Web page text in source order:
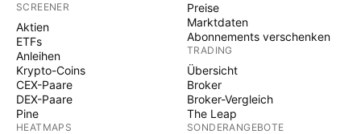
SCREENER
Aktien
ETFs
Anleihen
Krypto-Coins
CEX-Paare
DEX-Paare
Pine
HEATMAPS
Preise
Marktdaten
Abonnements verschenken
TRADING
Übersicht
Broker
Broker-Vergleich
The Leap
SONDERANGEBOTE